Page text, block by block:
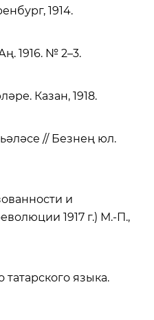
1914.
1916. № 2–3.
Казан, 1918.
// Безнең юл.
и
1917 г.) М.-П.,
татарского языка.